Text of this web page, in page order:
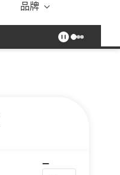
品牌